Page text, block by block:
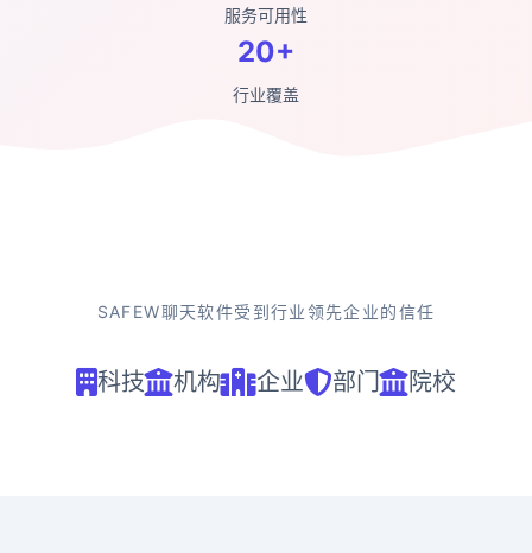
服务可用性
20+
行业覆盖
SAFEW聊天软件受到行业领先企业的信任
科技 机构 企业 部门 院校